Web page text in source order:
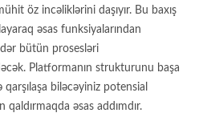
öz incəliklərini daşıyır. Bu baxış
əsas funksiyalarından
bütün prosesləri
Platformanın strukturunu başa
qarşılaşa biləcəyiniz potensial
əsas addımdır.